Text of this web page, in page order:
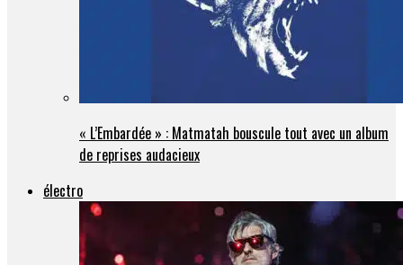
« L’Embardée » : Matmatah bouscule tout avec un album
de reprises audacieux
électro